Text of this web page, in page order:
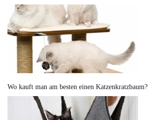
Wo kauft man am besten einen Katzenkratzbaum?